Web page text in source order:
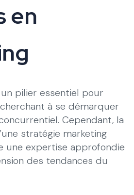
en
pilier essentiel pour
à se démarquer
Cependant, la
stratégie marketing
une expertise approfondie
des tendances du